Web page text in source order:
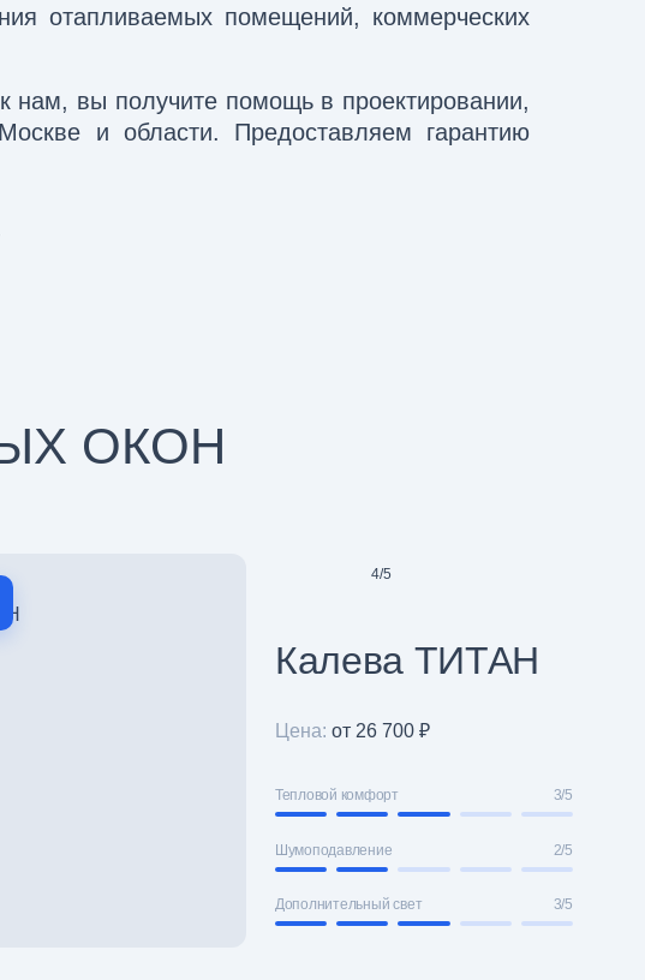
отапливаемых помещений, коммерческих
нам, вы получите помощь в проектировании,
и области. Предоставляем гарантию
ОКОН
4/5
Калева ТИТАН
Цена: от 26 700 ₽
Тепловой комфорт 3/5
Шумоподавление 2/5
Дополнительный свет 3/5